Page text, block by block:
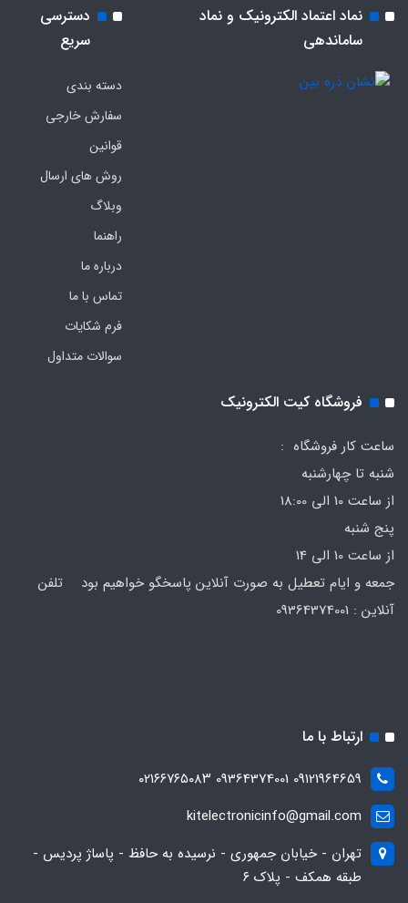
نماد اعتماد الکترونیک و نماد
ساماندهی
دسترسی
سریع
دسته بندی
سفارش خارجی
قوانین
روش های ارسال
وبلاگ
راهنما
درباره ما
تماس با ما
فرم‌ شکایات
سوالات متداول
فروشگاه کیت الکترونیک
ساعت کار فروشگاه :
شنبه تا چهارشنبه
از ساعت 10 الی 18:00
پنج شنبه
از ساعت 10 الی 14
جمعه و ایام تعطیل به صورت آنلاین پاسخگو خواهیم بود تلفن
ارتباط با ما
09121964659 09364374001 ۰۲۱۶۶۷۶۵۰۸۳
kitelectronicinfo@gmail.com
تهران - خیابان جمهوری - نرسیده به حافظ - پاساژ پردیس -
طبقه همکف - پلاک ۶